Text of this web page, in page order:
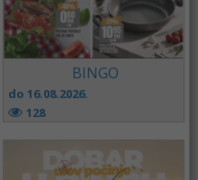
BINGO
do 16.08.2026.
128